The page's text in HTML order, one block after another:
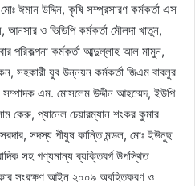
ঈমান উদ্দিন, কৃষি সম্প্রসারণ কর্মকর্তা এস
ও ভিডিপি কর্মকর্তা মৌলদা খাতুন,
পরিকল্পনা কর্মকর্তা আব্দুল্লাহ আল মামুন,
সহকারী যুব উন্নয়ন কর্মকর্তা জিএম বাবলুর
সম্পাদক এম. মোসলেম উদ্দীন আহম্মেদ, ইউপি
কেরু, প্যানেল চেয়ারম্যান শংকর কুমার
সদস্য পীযুষ কান্তি মন্ডল, মোঃ ইউনুছ
সহ গণ্যমান্য ব্যক্তিবর্গ উপস্থিত
সংরক্ষণ আইন ২০০৯ অবহিতকরণ ও